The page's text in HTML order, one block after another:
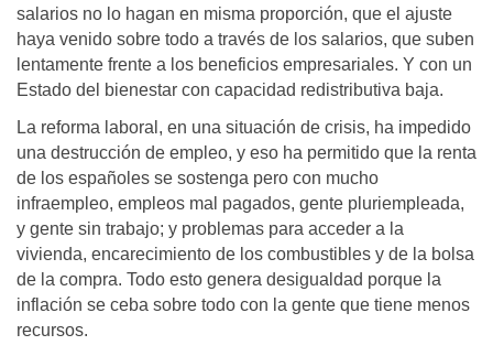
salarios no lo hagan en misma proporción, que el ajuste
haya venido sobre todo a través de los salarios, que suben
lentamente frente a los beneficios empresariales. Y con un
Estado del bienestar con capacidad redistributiva baja.
La reforma laboral, en una situación de crisis, ha impedido
una destrucción de empleo, y eso ha permitido que la renta
de los españoles se sostenga pero con mucho
infraempleo, empleos mal pagados, gente pluriempleada,
y gente sin trabajo; y problemas para acceder a la
vivienda, encarecimiento de los combustibles y de la bolsa
de la compra. Todo esto genera desigualdad porque la
inflación se ceba sobre todo con la gente que tiene menos
recursos.